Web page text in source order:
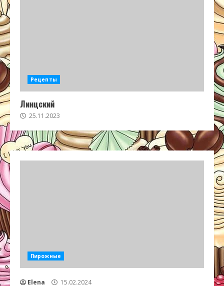
Рецепты
Линцский
25.11.2023
Пирожные
Elena 15.02.2024